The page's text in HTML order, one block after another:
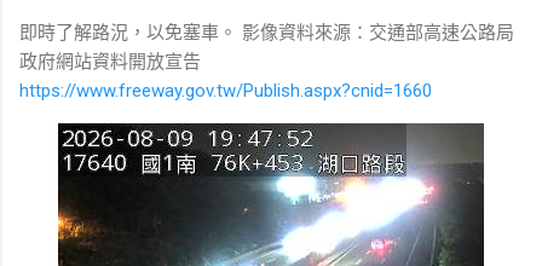
即時了解路況，以免塞車。 影像資料來源：交通部高速公路局
政府網站資料開放宣告
https://www.freeway.gov.tw/Publish.aspx?cnid=1660